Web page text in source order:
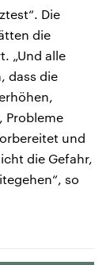
Die
die
„Und alle
dass die
Probleme
und
die Gefahr,
so